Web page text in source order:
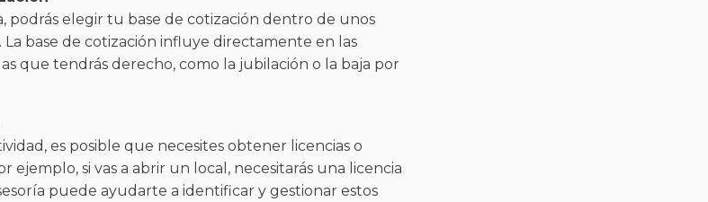
podrás elegir tu base de cotización dentro de unos
La base de cotización influye directamente en las
que tendrás derecho, como la jubilación o la baja por
es posible que necesites obtener licencias o
ejemplo, si vas a abrir un local, necesitarás una licencia
puede ayudarte a identificar y gestionar estos